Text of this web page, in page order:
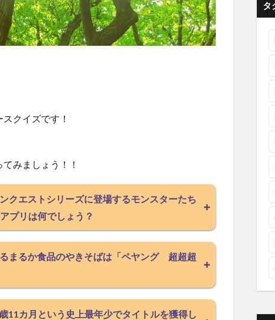
クイズです！
みましょう！！
エストシリーズに登場するモンスターたち
プリは何でしょう？
まるか食品のやきそばは「ペヤング 超超超
カ月という史上最年少でタイトルを獲得し
タ